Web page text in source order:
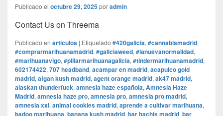
Publicado el octubre 29, 2025poradmin
Contact Us on Threema
Publicado en articulos | Etiquetado #420galicia, #cannabismadrid,
#comprarmarihuanamadrid, #galiciaweed, #lanuevanormalidad,
#marihuanavigo, #pillarmarihuanagalicia, #tindermarihuanamadrid,
602174422, 707 headband, acampar en madrid, acapulco gold
madrid, afgan kush madrid, agent orange madrid, ak47 madrid,
alaskan thunderfuck, amnesia haze española, Amnesia Haze
Madrid, amnesia haze pro, amnesia pro, amnesia pro madrid,
amnesia xxl, animal cookies madrid, aprende a cultivar marihuana,
badoo marihuana, banana kush madrid, bar hachis madrid, bar